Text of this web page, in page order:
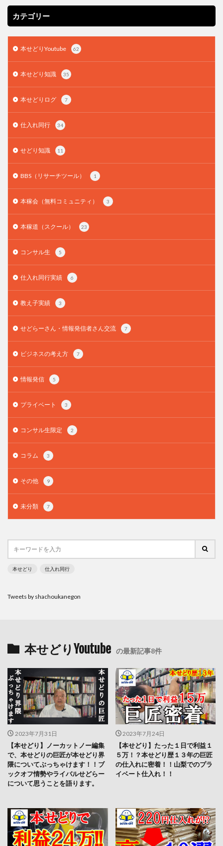
カテゴリー
本せどりYoutube 62
本せどり知識 35
本せどりログ 7
仕入れ同行 34
せどり知識 11
BBS（リサーチツール） 1
本稼会（無料コミュニティ） 3
本稼道（スクール） 23
コンサル生 5
仕入れ同行実績 6
教え子実績 3
せどらーさん・情報発信者さん交流 7
ビジネスの考え方 7
情報発信 5
プライベート 3
コンサル生限定 2
コラム 3
その他 9
未分類 7
本せどり 仕入れ同行
Tweets by shachoukanegon
本せどりYoutube の最新記事8件
2023年7月31日
【本せどり】ノーカットノー編集
で、本せどりの巨匠が本せどり界
隈についてぶっちゃけます！！ブ
ックオフ情勢やライバルせどらー
について思うことを語ります。
2023年7月24日
【本せどり】たった１日で利益１
５万！？本せどり歴１３年の巨匠
の仕入れに密着！！山梨でのプラ
イベート仕入れ！！